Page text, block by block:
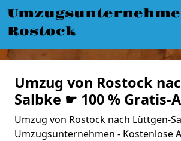
Rostock
Umzug von Rostock
Salbke ☛ 100 % Gratis-
Umzug von Rostock nach Lüttgen-
Umzugsunternehmen - Kostenlose